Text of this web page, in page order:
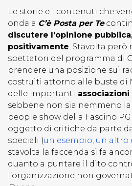
Le storie e i contenuti che
onda a C’è Posta per Te
discutere l’opinione
positivamente. Stavolta però
spettatori del programma di
prendere una posizione sui
costruiti attorno alle buste di
delle importanti associazioni
sebbene non sia nemmeno
people show della Fascino
oggetto di critiche da parte
speciali (un esempio, un altro
stavolta la faccenda si fa
quanto a puntare il dito
l’organizzazione non